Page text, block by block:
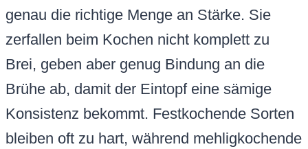
genau die richtige Menge an Stärke. Sie
zerfallen beim Kochen nicht komplett zu
Brei, geben aber genug Bindung an die
Brühe ab, damit der Eintopf eine sämige
Konsistenz bekommt. Festkochende Sorten
bleiben oft zu hart, während mehligkochende